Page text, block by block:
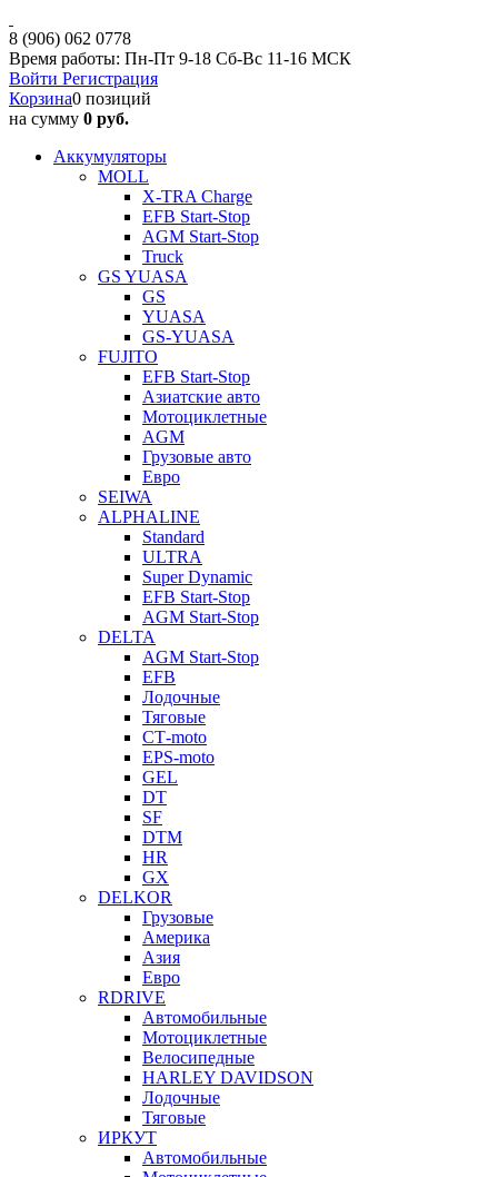
8 (906) 062 0778
Время работы: Пн-Пт 9-18 Сб-Вс 11-16 МСК
Войти Регистрация
Корзина0 позиций
на сумму 0 руб.
Аккумуляторы
MOLL
X-TRA Charge
EFB Start-Stop
AGM Start-Stop
Truck
GS YUASA
GS
YUASA
GS-YUASA
FUJITO
EFB Start-Stop
Азиатские авто
Мотоциклетные
AGM
Грузовые авто
Евро
SEIWA
ALPHALINE
Standard
ULTRA
Super Dynamic
EFB Start-Stop
AGM Start-Stop
DELTA
AGM Start-Stop
EFB
Лодочные
Тяговые
СТ-moto
EPS-moto
GEL
DT
SF
DTM
HR
GX
DELKOR
Грузовые
Америка
Азия
Евро
RDRIVE
Автомобильные
Мотоциклетные
Велосипедные
HARLEY DAVIDSON
Лодочные
Тяговые
ИРКУТ
Автомобильные